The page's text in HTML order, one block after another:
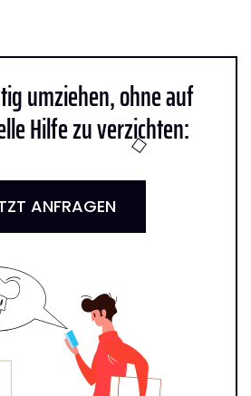
umziehen, ohne auf
Hilfe zu verzichten:
ANFRAGEN